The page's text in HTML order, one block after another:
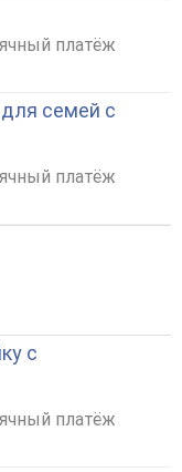
платёж
семей с
платёж
с
платёж